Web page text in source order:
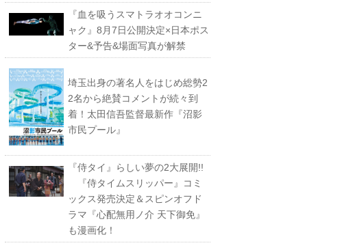
『血を吸うスマトラオオコンニ
ャク』8月7日公開決定×日本ポス
ター&予告&場面写真が解禁
埼玉出身の著名人をはじめ総勢2
2名から絶賛コメントが続々到
着！太田信吾監督最新作『沼影
市民プール』
『侍タイ』らしい夢の2大展開!!
『侍タイムスリッパー』コミ
ックス発売決定＆スピンオフド
ラマ『心配無用ノ介 天下御免』
も漫画化！